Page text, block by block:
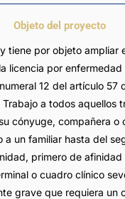
Objeto del proyecto
tiene por objeto ampliar
licencia por enfermedad
12 del artículo 57
a todos aquellos
cónyuge, compañera o
a un familiar hasta del
primero de
o cuadro clínico
grave que requiera un